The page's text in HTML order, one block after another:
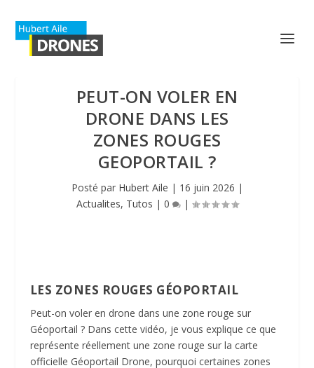
PEUT-ON VOLER EN
DRONE DANS LES
ZONES ROUGES
GEOPORTAIL ?
Posté par Hubert Aile | 16 juin 2026 |
Actualites, Tutos | 0 |
LES ZONES ROUGES GÉOPORTAIL
Peut-on voler en drone dans une zone rouge sur
Géoportail ? Dans cette vidéo, je vous explique ce que
représente réellement une zone rouge sur la carte
officielle Géoportail Drone, pourquoi certaines zones